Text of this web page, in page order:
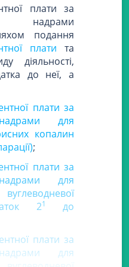
плати за
надрами
подання
плати та
діяльності,
до неї, а
плати за
для
копалин
;
плати за
для
21
до
плати за
для